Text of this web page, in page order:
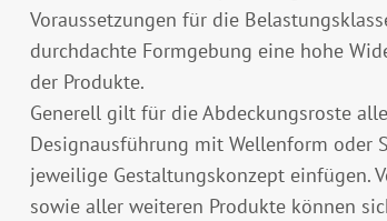
Voraussetzungen für die
durchdachte Formgebung eine hohe
der Produkte.
Generell gilt für die Abdeckungsroste
Designausführung mit Wellenform oder
jeweilige Gestaltungskonzept einfügen.
sowie aller weiteren Produkte können